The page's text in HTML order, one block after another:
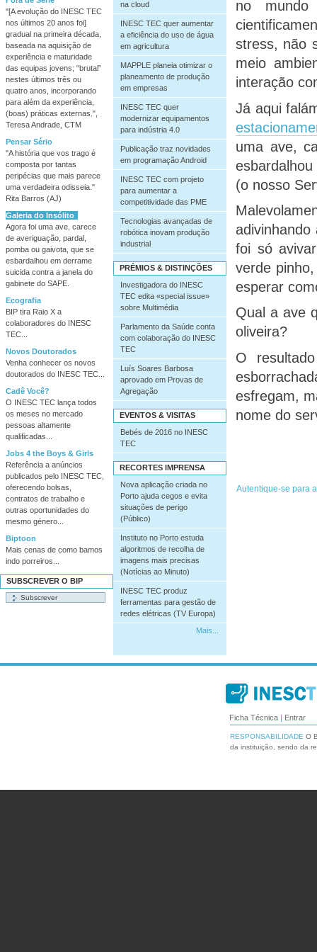
"[A evolução do INESC TEC
nos últimos 20 anos foi]
gradual na primeira década,
baseada na aquisição de
experiência e maturidade
das equipas jovens; “brutal”
nestes últimos três ou
quatro anos, incorporando
para além da experiência,
(boas) práticas externas.",
Teresa Andrade, CTM
Pensar Sério
"A história que vos trago é
composta por tantas
peripécias que mais parece
uma verdadeira odisseia."
Rita Barros (AJ)
Galeria do Insólito
Agora foi uma ave, carece
de averiguação, pardal,
pomba ou gaivota, que se
esbardalhou em derrame
suicida contra a janela do
gabinete do SAPE.
Ecografia
BIP tira Raio X a
colaboradores do INESC
TEC...
Novos Doutorados
Venha conhecer os novos
doutorados do INESC TEC...
Cadê Você?
O INESC TEC lança todos
os meses no mercado
pessoas altamente
qualificadas...
Jobs 4 the Boys & Girls
Referência a anúncios
publicados pelo INESC TEC,
oferecendo bolsas,
contratos de trabalho e
outras oportunidades do
mesmo género...
Biptoon
Mais cenas de como bamos
indo porreiros...
SUBSCREVER O BIP
na cloud
INESC TEC quer aumentar
a eficiência do uso de água
em agricultura
MAPPLE planeia otimizar o
planeamento de produção
em empresas
INESC TEC quer
modernizar equipamentos
para indústria 4.0
Publicação traz novidades
em programação Android
INESC TEC com projeto
para aumentar a
competitividade das PME
Tecnologias avançadas de
robótica inovam produção
industrial
PRÉMIOS & DISTINÇÕES
Investigadora do INESC
TEC edita «special issue»
sobre Multimédia
Parlamento da Saúde conta
com colaboração do INESC
TEC
Luís Soares Barbosa
aprovado em Provas de
Agregação
EVENTOS & VISITAS
Bebés de 2016 no INESC
TEC
RECORTES IMPRENSA
Nova aplicação criada no
Porto ajuda cegos e evita
situações de perigo
(Público)
Instituto no Porto estuda
algoritmos de recolha de
imagens mais precisas
(Notícias ao Minuto)
INESC TEC produz
ferramentas para gestão de
redes elétricas (TV Europa)
Mais...
no
stress, não
meio
interação
Já aqui
uma ave,
(o nosso
foi só
verde
esperar
Qual a ave
oliveira?
O
esfregam,
nome do
Ficha Técnica Entrar
RESPONSABILIDADE O
da instituição, sendo da